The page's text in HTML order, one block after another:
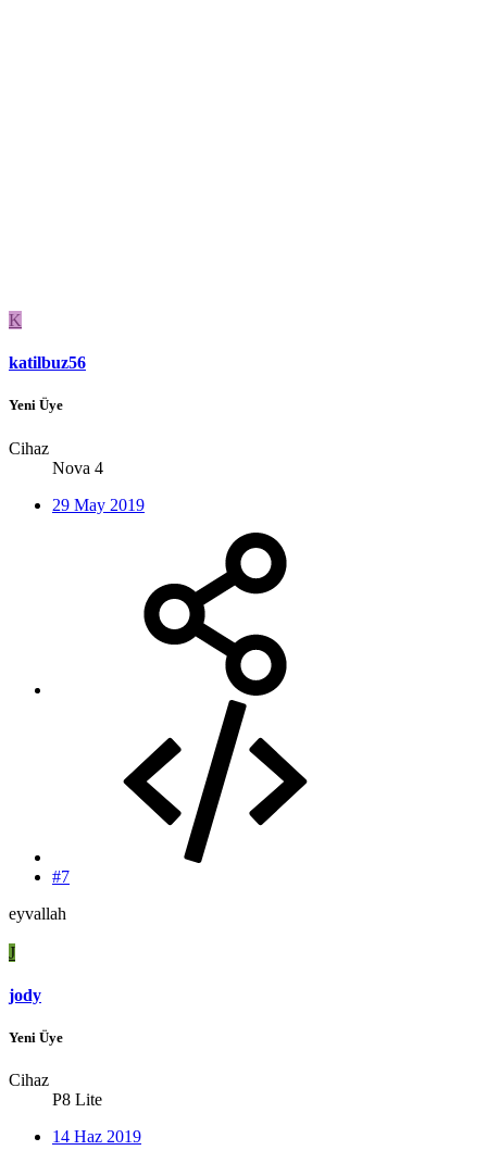
K
katilbuz56
Yeni Üye
Cihaz
Nova 4
29 May 2019
#7
eyvallah
J
jody
Yeni Üye
Cihaz
P8 Lite
14 Haz 2019